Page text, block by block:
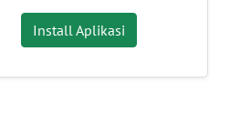
Install Aplikasi